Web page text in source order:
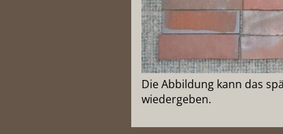
Die Abbildung kann das
wiedergeben.